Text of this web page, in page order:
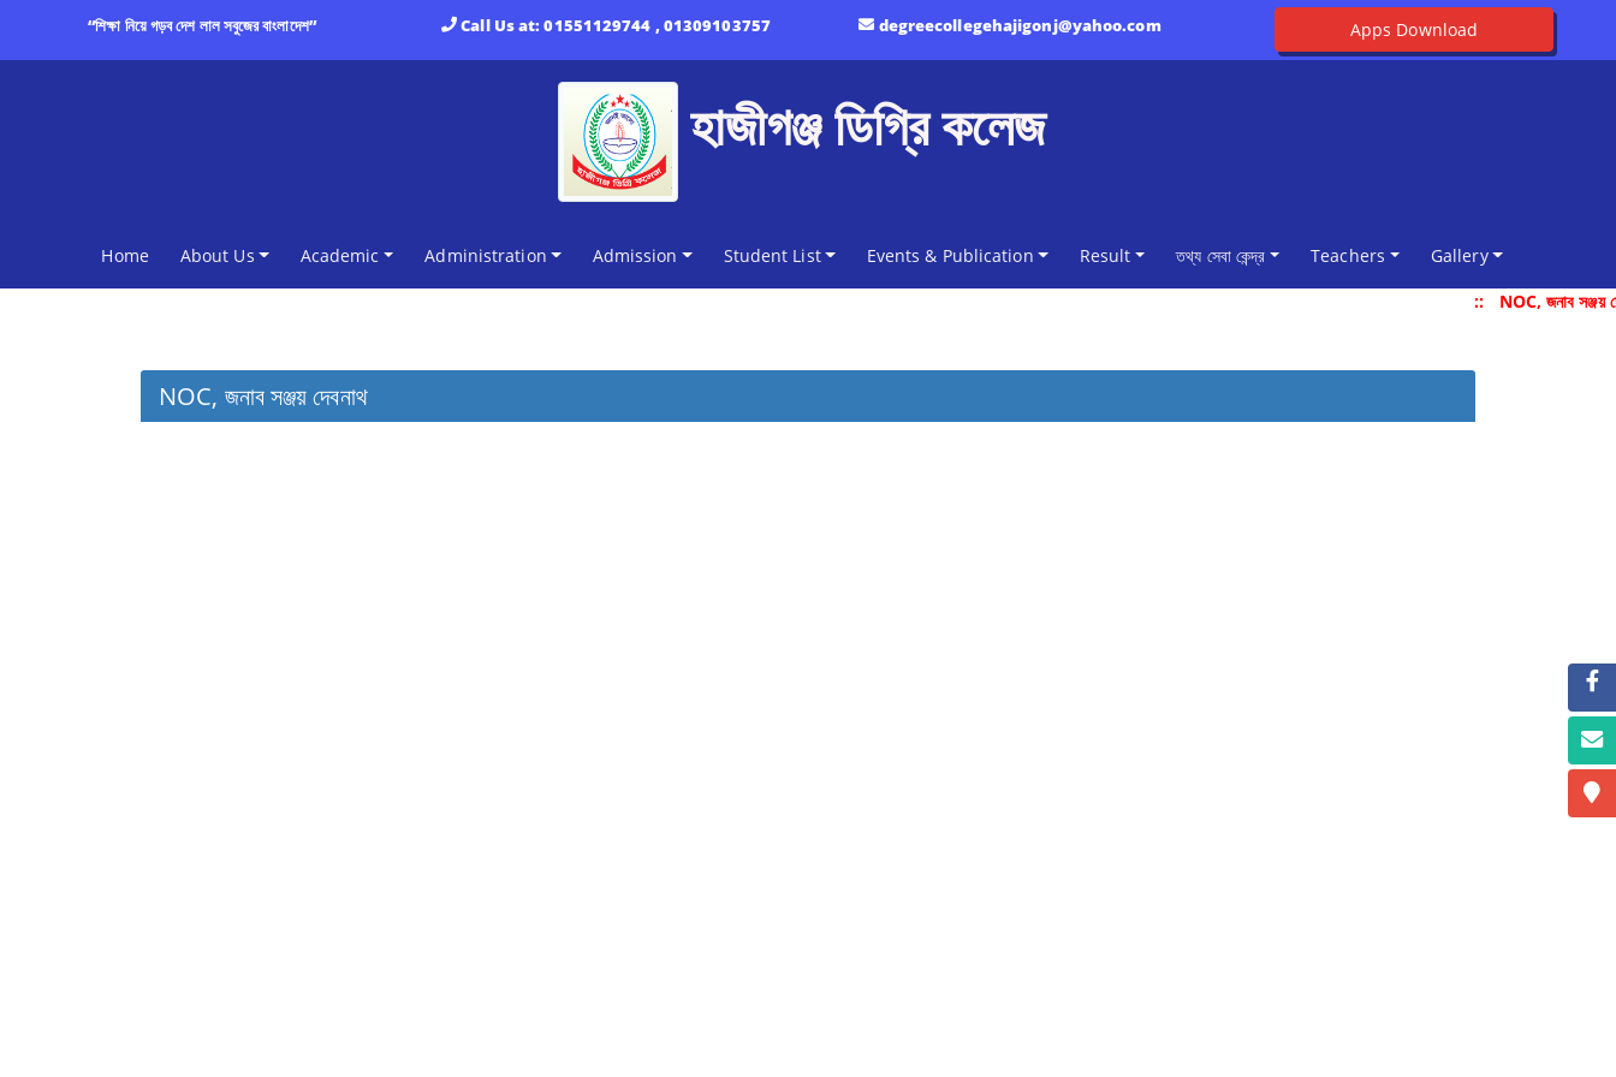
“শিক্ষা নিয়ে গড়ব দেশ লাল সবুজের বাংলাদেশ” Call Us at:01551129744 , 01309103757 degreecollegehajigonj@yahoo.com Apps Download
হাজীগঞ্জ ডিগ্রি কলেজ
Home(current)
About Us Academic Administration Admission Student List Events & Publication Result তথ্য সেবা কেন্দ্র Teachers
Gallery
::
NOC, জনাব সঞ্জয়
NOC, জনাব সঞ্জয় দেবনাথ